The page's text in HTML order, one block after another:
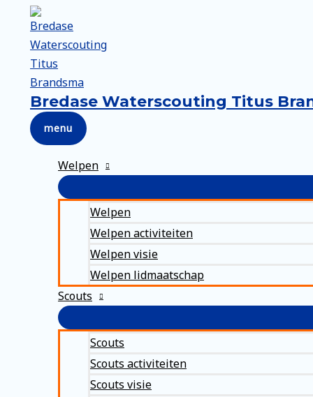
inhoud
Bredase Waterscouting Titus
menu
menu
Welpen
Welpen
Welpen activiteiten
Welpen visie
Welpen lidmaatschap
Scouts
Scouts
Scouts activiteiten
Scouts visie